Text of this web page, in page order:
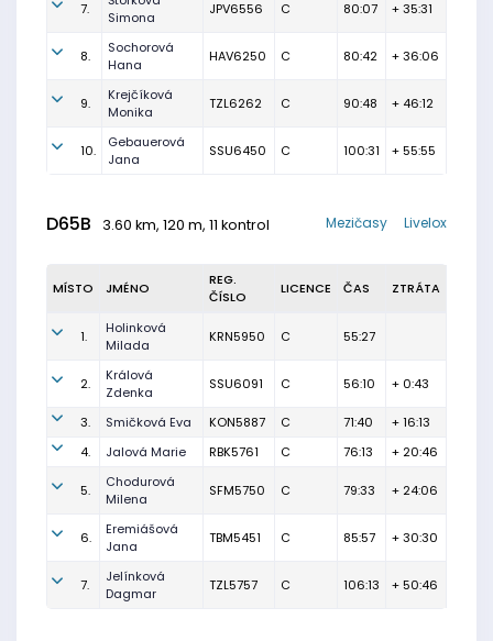
7.
Simona
JPV6556 C 80:07 + 35:31
8.
Sochorová
Hana
HAV6250 C 80:42 + 36:06
9.
Krejčíková
Monika
TZL6262 C 90:48 + 46:12
10.
Gebauerová
Jana
SSU6450 C 100:31 + 55:55
D65B 3.60 km, 120 m, 11 kontrol Livelox
Mezičasy
MÍSTO JMÉNO
REG.
ČÍSLO
LICENCE ČAS ZTRÁTA
1.
Holinková
Milada
KRN5950 C 55:27
2.
Králová
Zdenka
SSU6091 C 56:10 + 0:43
3. Smičková Eva KON5887 C 71:40
+ 16:13
4.
Jalová Marie RBK5761 C 76:13 + 20:46
5.
Chodurová
Milena
SFM5750 C 79:33 + 24:06
6.
Eremiášová
Jana
TBM5451 C 85:57 + 30:30
7.
Jelínková
Dagmar
TZL5757 C 106:13 + 50:46